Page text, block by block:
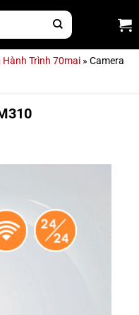
Hành Trình 70mai » Camera